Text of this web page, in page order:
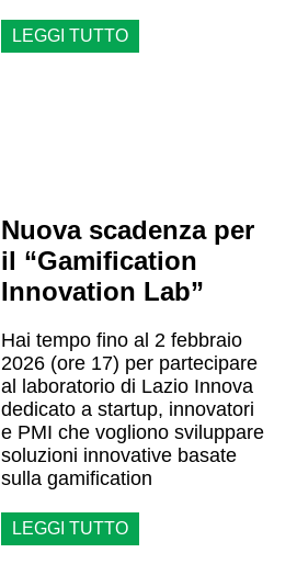
LEGGI TUTTO
Nuova scadenza per
il “Gamification
Innovation Lab”
Hai tempo fino al 2 febbraio
2026 (ore 17) per partecipare
al laboratorio di Lazio Innova
dedicato a startup, innovatori
e PMI che vogliono sviluppare
soluzioni innovative basate
sulla gamification
LEGGI TUTTO